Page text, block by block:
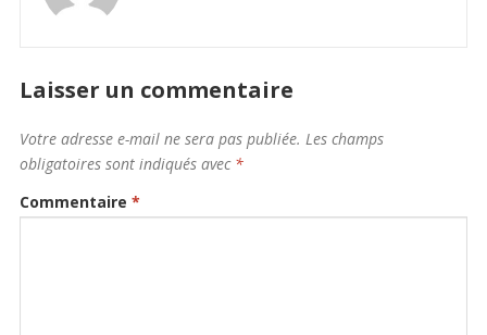
Laisser un commentaire
Votre adresse e-mail ne sera pas publiée. Les champs
obligatoires sont indiqués avec *
Commentaire *